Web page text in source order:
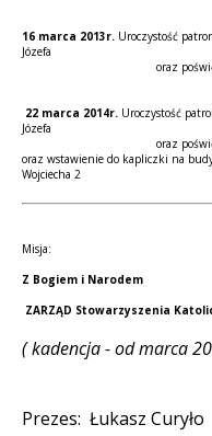
16 marca 2013r. Uroczystość
Józefa
oraz poświęcenie
22 marca 2014r. Uroczystość
Józefa
oraz poświęcenie nowej
oraz wstawienie do kapliczki na
Wojciecha 2
Misja:
Z Bogiem i Narodem
ZARZĄD Stowarzyszenia
( kadencja - od marca
Prezes: Łukasz Curyło